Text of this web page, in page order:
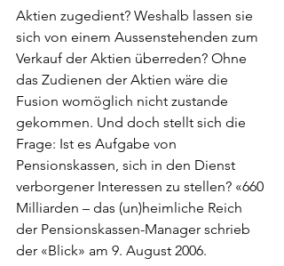
Aktien zugedient? Weshalb lassen sie
sich von einem Aussenstehenden zum
Verkauf der Aktien überreden? Ohne
das Zudienen der Aktien wäre die
Fusion womöglich nicht zustande
gekommen. Und doch stellt sich die
Frage: Ist es Aufgabe von
Pensionskassen, sich in den Dienst
verborgener Interessen zu stellen? «660
Milliarden – das (un)heimliche Reich
der Pensionskassen-Manager schrieb
der «Blick» am 9. August 2006.